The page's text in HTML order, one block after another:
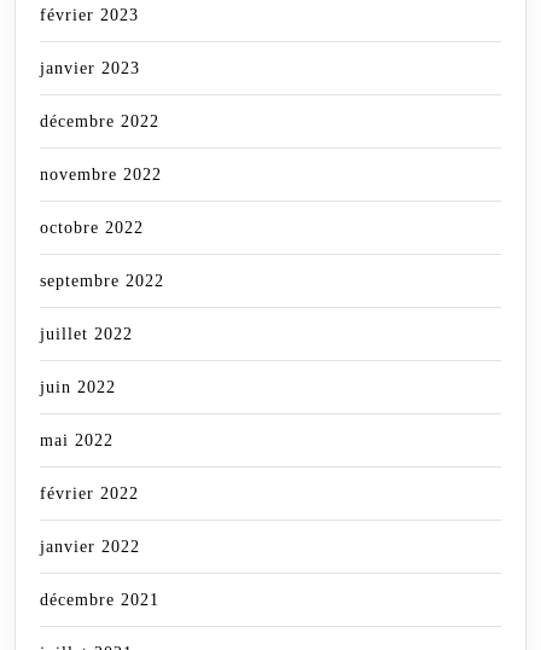
février 2023
janvier 2023
décembre 2022
novembre 2022
octobre 2022
septembre 2022
juillet 2022
juin 2022
mai 2022
février 2022
janvier 2022
décembre 2021